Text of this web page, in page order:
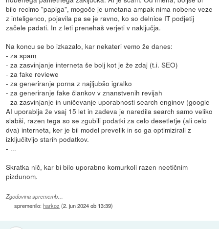
bilo recimo "papiga", mogoče je umetana ampak nima nobene veze
z inteligenco, pojavila pa se je ravno, ko so delnice IT podjetij
začele padati. In z leti prenehaš verjeti v naključja.
Na koncu se bo izkazalo, kar nekateri vemo že danes:
- za spam
- za zasvinjanje interneta še bolj kot je že zdaj (t.i. SEO)
- za fake reviewe
- za generiranje porna z najljubšo igralko
- za generiranje fake člankov v znanstvenih revijah
- za zasvinjanje in uničevanje uporabnosti search enginov (google
AI uporablja že vsaj 15 let in zadeva je naredila search samo veliko
slabši, razen tega so se zgubili podatki za celo desetletje (ali celo
dva) interneta, ker je bil model prevelik in so ga optimizirali z
izključitvijo starih podatkov.
- ...
Skratka nič, kar bi bilo uporabno komurkoli razen neetičnim
pizdunom.
Zgodovina sprememb…
spremenilo:harkoz (2. jun 2024 ob 13:39)